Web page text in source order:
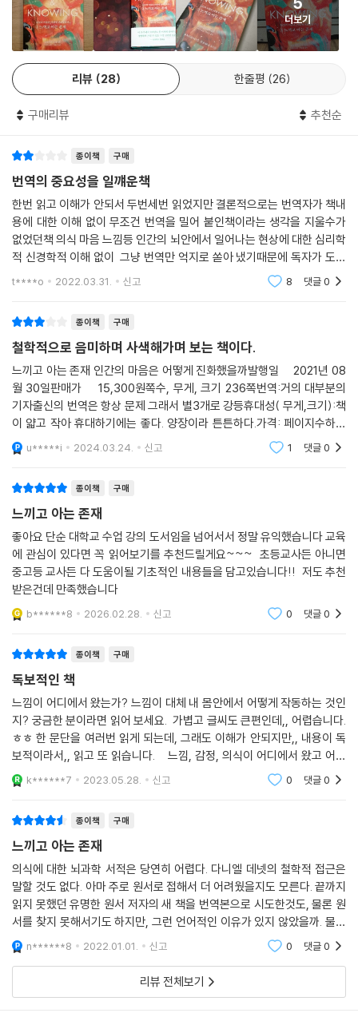
로 삼은 데 있다.
이 책 《느끼고 아는 존재》는 그동안 그가 의식의 문제에 천착해온 결과를
요약하고 자신의 최근 연구 성과를 압축적으로 정리하여 펴낸 책이다. 이
책은 흔히 ‘다마지오 3부작’으로 불리는 《데카르트의 뇌》, 《사건에 대한 느
그의 방대한 설명들을 포괄적으로 정리해낸 “의식을 향한 다마지오 사상
다마지오의 문장은 난해하다. 본인도 인정하듯이 그동안 다마지오가 쓴 책
들은 독자들이 그 내용을 “즐기기는커녕 제대로 따라가기 어려웠다”는 치
명적인 아킬레스건을 가지고 있다. 사실 내용 자체도 난해하지만 그 내용
을 표현한 다마지오의 문장 자체도 매우 난해했다. 이 책은 그간의 이런 독
자들의 “원성”과 본인의 “반성”을 적극적으로 반영한 책이다. 저자는 전
작들과는 사뭇 다르게 핵심적인 아이디어들에 대한 요약을 비교적 “정성
러 번 고친 흔적들이 보인다. 하지만 여전히 다마지오의 도전적인 아이디
어와 생각은 이 책에서도 계속된다. 다마지오는 이 책에서 그동안 불가사
의의 존재로 “잘못 생각되던” 의식에 대해 짧지만 결코 표면적이지 않게
다루고 있다.
_ 역자의 말 중에서
“우리의 경험과 의식을 가능하게 하는 것은 ‘느낌’이며,
마음이 없으면 인간의 의식도 나타날 수 없다!”
이 책은 총 4개의 장으로 구성되어 있다. 각 장의 순서는 곧 인간에게 의식
이라는 발달된 능력이 출현하는 과정이기도 하다. 1장 존재에 관하여에서
다마지오는 생명 그 자체에 내재된 항상성의 능력에 주목한다. 그에 따르
면 생명은 생각, 느낌이나 이성, 마음이나 의식 없이도 계속되어 왔다. 태초
의 생명체들은 다른 생명체들과 주변 환경을 감각(sensing)하고 그 감각
에 ‘지능적으로’ 반응해왔으며, 이런 항상성 명령을 가능하게 하는 화학적
능력과 균형 감각에 근거해 생명 현상을 이어왔다. 그러나 생명체의 구조
가 복잡해지고 더 높은 수준의 기능적 조절이 필요하게 되자 생명의 보다
면역계, 생식계 등 차별화된 체계를 갖춘 복잡한 다세포 생물은 이 신경계
의 결정적인 도움을 받았으며, 신경계를 갖춘 유기체들은 신경계가 만들어
낸 심상, 느낌, 의식, 창의성, 문화 등의 결정적인 도움을 받게 됐다.
2장 마음과 표상이라는 새로운 기술에 관하여에서는 신경계가 촉발하는
신경 활동이 우리의 마음속에 특정한 이미지들을 표상하고, 그것들을 조합
해 하나의 지도화된 패턴들을 만들어내는 기저에 관한 다마지오의 아이디
어들이 제시된다. 3장 느낌에 관하여는 다마지오의 의식 연구에서 핵심적
인 개념인 ‘느낌(feeling)’에 대한 가장 간명하면서도 압축적인 해설이 담
겼다. 그에 따르면 느낌은 신경계가 우리 내부와 직접적인 접촉을 함으로
써 존재하는 것으로 유기체가 항상성 명령에 따라 잘 작동하고 있는지 여
부, 즉 생명 유지와 생존에 도움을 주는 방식으로 유기체가 작동하고 있는
지에 대한 직접적인 정보를 전달해준다. 그리고 이때의 느낌은 단순히 신
경계의 전기신호적이고 화학적인 조절 과정의 결과물이 아니라, 신경계와
우리 신체 사이의 밀접한 대화로 발생하는 매우 혼합적인 과정에 가깝다.
4장 의식과 앎에 관하여는 이 책의 정점이자 다마지오가 ‘느낌’에서 출발
한 ‘의식’에 관한 이론을 한 단계 더 발전시킨 파트다. 그에 따르면 의식은
곧 ‘내가 알고 있다는 인식’으로, 항상성 명령에 따른 느낌으로부터 얻어진
더보기
리뷰 28 한줄평 26
구매리뷰 추천순
종이책 구매
번역의 중요성을 일꺠운책
한번 읽고 이해가 안되서 두번세번 읽었지만 결론적으로는 번역자가 책내
용에 대한 이해 없이 무조건 번역을 밀어 붙인책이라는 생각을 지울수가
없었던책 의식 마음 느낌등 인간의 뇌안에서 일어나는 현상에 대한 심리학
적 신경학적 이해 없이 그냥 번역만 억지로 쏟아 냈기때문에 독자가 도저
히 이해할수가 없는 수백년전 고전처럼 해독이 필요한 책이 되버린책 번역
t****o 2022.03.31. 신고 8 댓글0
종이책 구매
철학적으로 음미하며 사색해가며 보는 책이다.
느끼고 아는 존재 인간의 마음은 어떻게 진화했을까발행일 2021년 08
월 30일판매가 15,300원쪽수, 무게, 크기 236쪽번역:거의 대부분의
기자출신의 번역은 항상 문제 그래서 별3개로 강등휴대성( 무게,크기):책
이 얇고 작아 휴대하기에는 좋다. 양장이라 튼튼하다.가격: 페이지수하고
크기에 비해서 가격은 좀 많이 비싼편이다.내용:뇌과학자의 책인데 비해서
인간의 가장 어려운
u*****i 2024.03.24. 신고 1 댓글0
종이책 구매
느끼고 아는 존재
좋아요 단순 대학교 수업 강의 도서임을 넘어서서 정말 유익했습니다 교육
에 관심이 있다면 꼭 읽어보기를 추천드릴게요~~~ 초등교사든 아니면
중고등 교사든 다 도움이될 기초적인 내용들을 담고있습니다!! 저도 추천
받은건데 만족했습니다
b******8 2026.02.28. 신고 0 댓글0
종이책 구매
독보적인 책
느낌이 어디에서 왔는가? 느낌이 대체 내 몸안에서 어떻게 작동하는 것인
지? 궁금한 분이라면 읽어 보세요. 가볍고 글씨도 큰편인데,, 어렵습니다.
ㅎㅎ 한 문단을 여러번 읽게 되는데, 그래도 이해가 안되지만,, 내용이 독
보적이라서,, 읽고 또 읽습니다. 느낌, 감정, 의식이 어디에서 왔고 어떻
게 작동하는지에 대한 개념을 정리한 책이예요. 의식에 관심이 있는 분이
라면 읽어보
k******7 2023.05.28. 신고 0 댓글0
종이책 구매
느끼고 아는 존재
의식에 대한 뇌과학 서적은 당연히 어렵다. 다니엘 데넷의 철학적 접근은
말할 것도 없다. 아마 주로 원서로 접해서 더 어려웠을지도 모른다. 끝까지
읽지 못했던 유명한 원서 저자의 새 책을 번역본으로 시도한것도, 물론 원
서를 찾지 못해서기도 하지만, 그런 언어적인 이유가 있지 않았을까. 물론
번역서를 읽는다고 뇌 관련 신경 및 명칭들이 더 잘 이해되는 것은 아니지
만. 그래도
n******8 2022.01.01. 신고 0 댓글0
리뷰 전체보기